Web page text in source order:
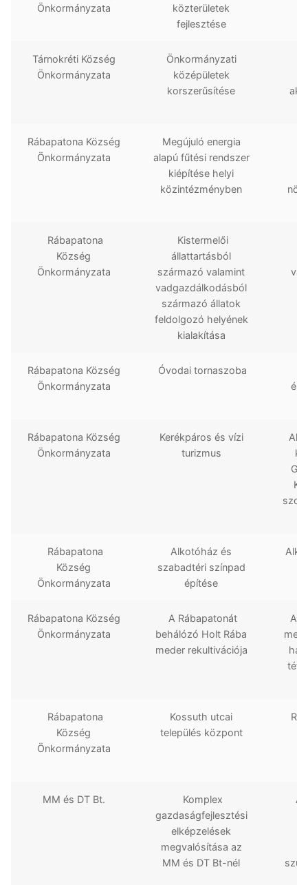
Önkormányzata
közterületek
fejlesztése
Tárnokréti Község
Önkormányzata
Önkormányzati
középületek
korszerűsítése
Rábapatona Község
Önkormányzata
Megújuló energia
alapú fűtési rendszer
kiépítése helyi
közintézményben
Rábapatona
Község
Önkormányzata
Kistermelői
állattartásból
származó valamint
vadgazdálkodásból
származó állatok
feldolgozó helyének
kialakítása
Rábapatona Község
Önkormányzata
Óvodai tornaszoba
Rábapatona Község
Önkormányzata
Kerékpáros és vízi
turizmus
Rábapatona
Község
Önkormányzata
Alkotóház és
szabadtéri színpad
építése
Rábapatona Község
Önkormányzata
A Rábapatonát
behálózó Holt Rába
meder rekultivációja
A
Rábapatona
Község
Önkormányzata
Kossuth utcai
település központ
MM és DT Bt.
Komplex
gazdaságfejlesztési
elképzelések
megvalósítása az
MM és DT Bt-nél
A